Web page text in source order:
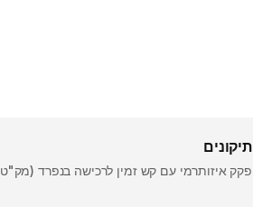
תיקונים
פקק איזותרמי עם קש זמין לרכישה בנפרד (מק"ט 8615545).